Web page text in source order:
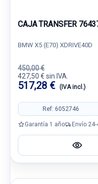
CAJA TRANSFER
BMW X5 (E70) XDRIVE40D
450,00 €
427,50 € sin IVA.
517,28 € (IVA incl.)
Ref: 6052746
Garantía 1 año Envío 24-